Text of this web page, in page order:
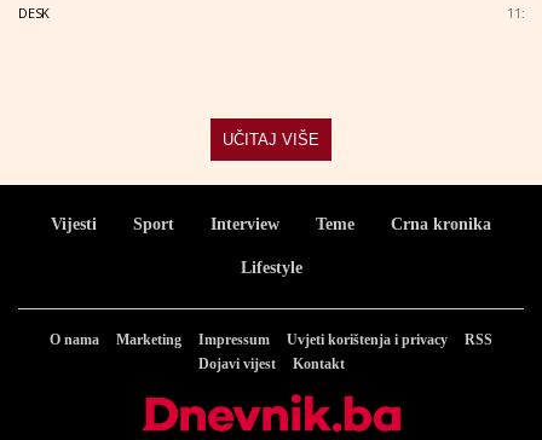
DESK 11:
UČITAJ VIŠE
Vijesti Sport Interview Teme Crna kronika
Lifestyle
O nama Marketing Impressum Uvjeti korištenja i privacy
RSS
Dojavi vijest
Kontakt